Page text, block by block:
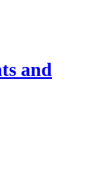
and